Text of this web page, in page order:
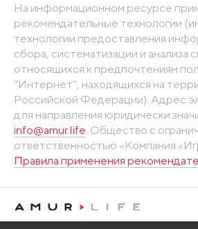
На информационном ресурсе
рекомендательные технологии
технологии предоставления
сбора, систематизации и анализа
относящихся к предпочтениям
"Интернет", находящихся на
Российской Федерации). Адрес
для направления юридически
info@amur.life. Общество с
ответственностью «Компания
Правила применения